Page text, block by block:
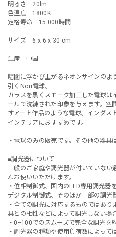
明るさ 20lm
色温度 1800K
定格寿命 15.000時間
サイズ 6 x 6 x 30 cm
生産 中国
暗闇に浮かび上がるネオンサインのよ
引くNoir電球。
ガラスを黒くスモーク加工した電球は
ールで洗練された印象を与えます。空
すアート作品のような電球。インダス
インテリアにおすすめです。
・電球のみの販売です。その他の器具
■調光器について
一般のご家庭や調光器が付いていない
んお使いいただけます。
・位相制御式、国内のLED専用調光器
デジタル制御式、そのほか一部の調光
・全ての調光に対応するものではあ
具との相性などによって調光しない場
・0−100でのスムーズで完全な調光を
・調光器の種類や使用負荷数によっ